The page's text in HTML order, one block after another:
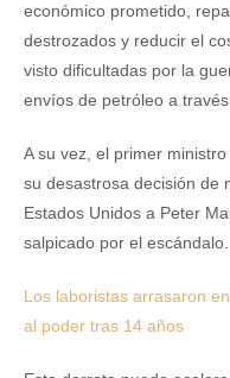
económico prometido,
destrozados y reducir el
visto dificultadas por la
envíos de petróleo a
A su vez, el primer
su desastrosa decisión de
Estados Unidos a Peter
salpicado por el escándalo.
Los laboristas arrasaron
al poder tras 14 años